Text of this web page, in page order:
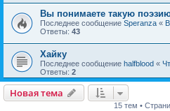
Вы понимаете такую
Последнее сообщение Speranza «
Ответы: 43
Хайку
Последнее сообщение halfblood «
Ответы: 2
Новая тема
15 тем •